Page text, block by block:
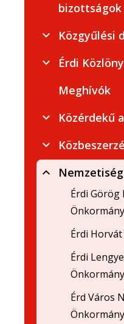
bizottságok
Közgyűlési
Érdi Közlöny
Meghívók
Közérdekű
Érdi Görög
Érdi
Érdi
Érd Város